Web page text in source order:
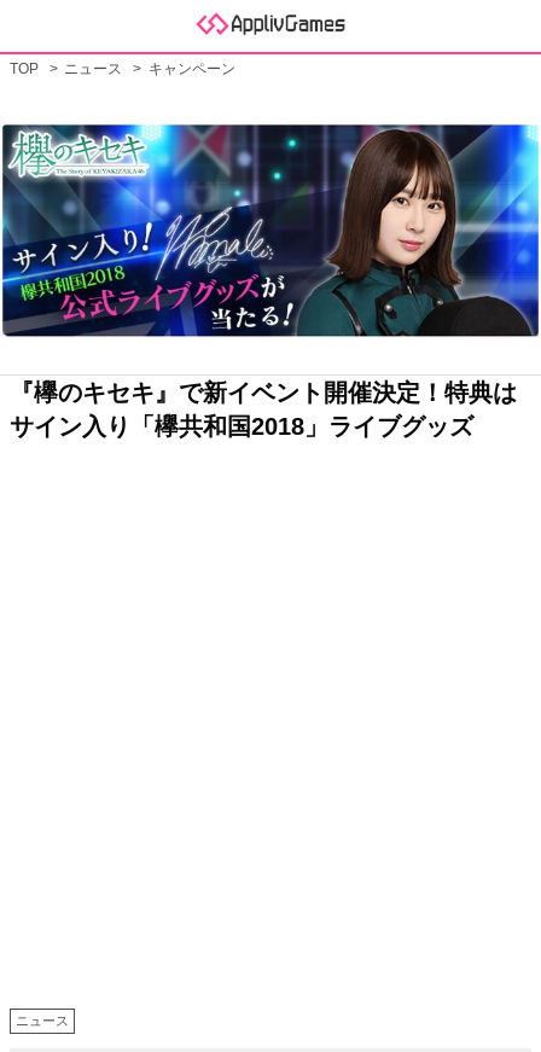
TOP ニュース キャンペーン
『欅のキセキ』で新イベント開催決定！特典は
サイン入り「欅共和国2018」ライブグッズ
ニュース